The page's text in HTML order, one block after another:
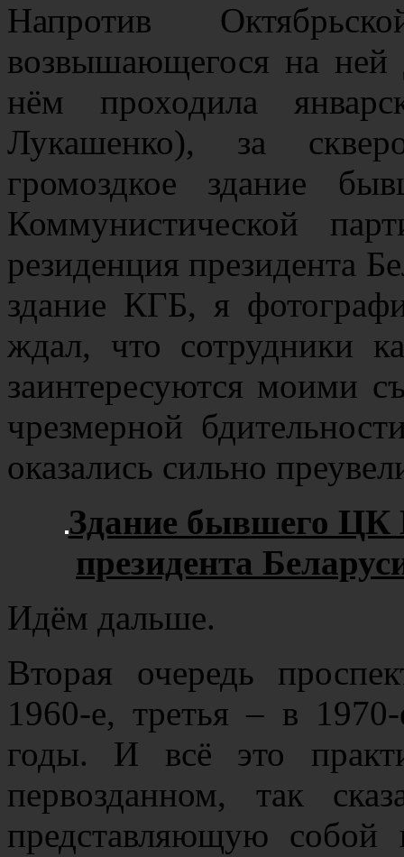
Напротив
возвышающегося на
нём проходила
Лукашенко), за
громоздкое здание
Коммунистической
резиденция президента
здание КГБ, я
ждал, что сотрудники
заинтересуются моими
чрезмерной
оказались сильно
Здание бывшего ЦК
президента
Идём дальше.
Вторая очередь
1960-е, третья – в
годы. И всё это
первозданном, так
представляющую